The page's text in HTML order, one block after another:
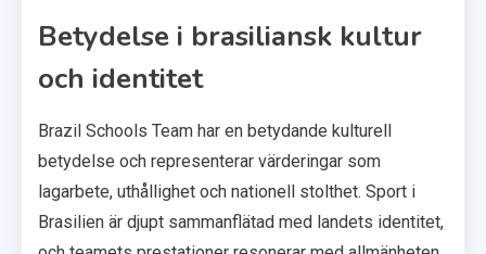
Betydelse i brasiliansk kultur
och identitet
Brazil Schools Team har en betydande kulturell
betydelse och representerar värderingar som
lagarbete, uthållighet och nationell stolthet. Sport i
Brasilien är djupt sammanflätad med landets identitet,